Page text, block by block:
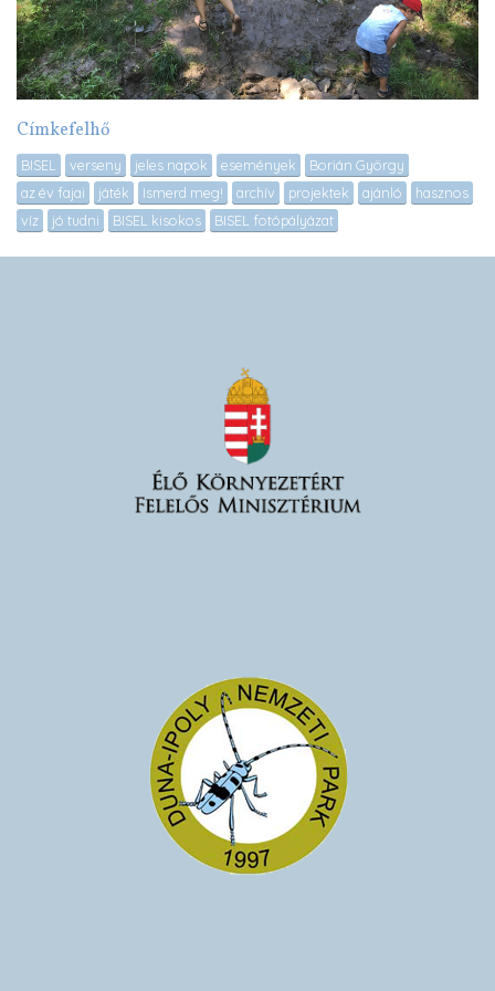
Címkefelhő
BISEL verseny jeles napok események
Borián György
az év fajai
játék Ismerd meg! archív projektek ajánló
hasznos
víz
jó tudni BISEL kisokos BISEL fotópályázat